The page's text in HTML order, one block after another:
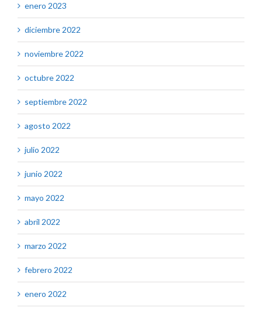
enero 2023
diciembre 2022
noviembre 2022
octubre 2022
septiembre 2022
agosto 2022
julio 2022
junio 2022
mayo 2022
abril 2022
marzo 2022
febrero 2022
enero 2022